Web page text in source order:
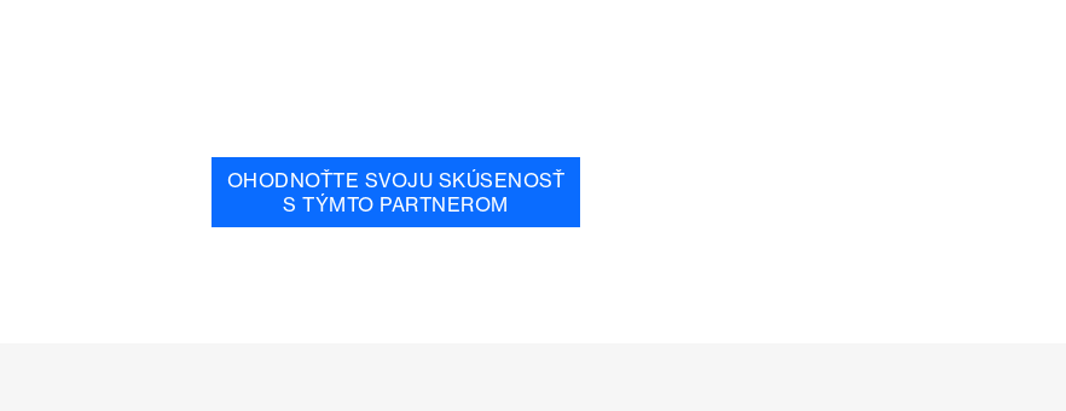
OHODNOŤTE SVOJU SKÚSENOSŤ
S TÝMTO PARTNEROM